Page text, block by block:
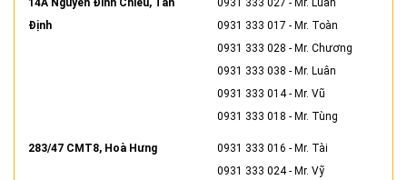
Định
0931 333 017 - Mr. Toàn
0931 333 028 - Mr. Chương
0931 333 038 - Mr. Luân
0931 333 014- Mr. Vũ
0931 333 018 - Mr. Tùng
283/47 CMT8, Hoà Hưng 0931 333 016 - Mr. Tài
0931 333 024- Mr. Vỹ